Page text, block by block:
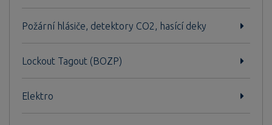
Požární hlásiče, detektory CO2, hasící deky
Lockout Tagout (BOZP)
Elektro